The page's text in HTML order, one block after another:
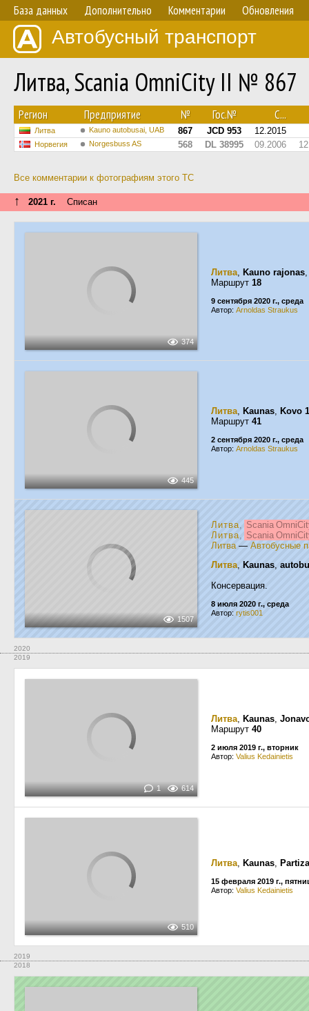
База данных Дополнительно Комментарии Обновления
Автобусный транспорт
Литва, Scania OmniCity II № 867
Регион Предприятие № Гос.№ С...
Литва Kauno autobusai, UAB 867 JCD 953 12.2015
Норвегия Norgesbuss AS 568 DL 38995 09.2006
Все комментарии к фотографиям этого ТС
↑ 2021 г. Списан
374
Литва, Kauno rajonas
Маршрут 18
9 сентября 2020 г., среда
Автор: Arnoldas Straukus
445
Литва, Kaunas, Kovo
Маршрут 41
2 сентября 2020 г., среда
Автор: Arnoldas Straukus
1507
Литва, Scania
Литва, Scania
Литва— Автобусные
Литва, Kaunas,
Консервация.
8 июля 2020 г., среда
Автор: rytis001
2020
2019
1 614
Литва, Kaunas,
Маршрут 40
2 июля 2019 г., вторник
Автор: Valius Kedainietis
510
Литва, Kaunas,
15 февраля 2019 г.,
Автор: Valius Kedainietis
2019
2018